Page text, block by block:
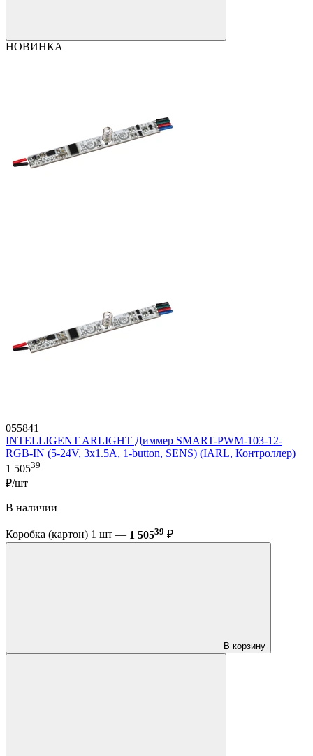
НОВИНКА
055841
INTELLIGENT ARLIGHT Диммер SMART-PWM-103-12-
RGB-IN (5-24V, 3x1.5A, 1-button, SENS) (IARL, Контроллер)
1 50539
₽/шт
В наличии
Коробка (картон) 1 шт — 1 50539 ₽
В корзину